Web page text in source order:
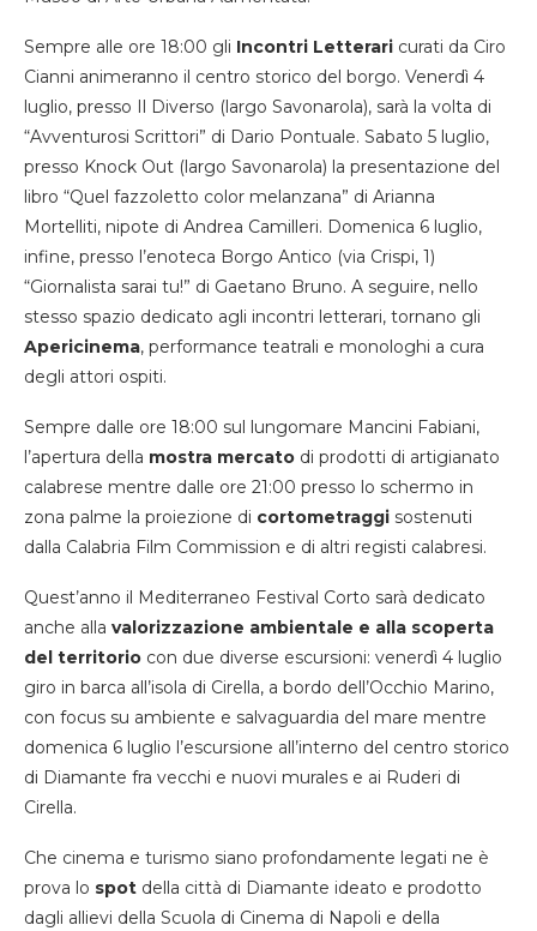
Sempre alle ore 18:00 gli Incontri Letterari curati da Ciro
Cianni animeranno il centro storico del borgo. Venerdì 4
luglio, presso Il Diverso (largo Savonarola), sarà la volta di
“Avventurosi Scrittori” di Dario Pontuale. Sabato 5 luglio,
presso Knock Out (largo Savonarola) la presentazione del
libro “Quel fazzoletto color melanzana” di Arianna
Mortelliti, nipote di Andrea Camilleri. Domenica 6 luglio,
infine, presso l’enoteca Borgo Antico (via Crispi, 1)
“Giornalista sarai tu!” di Gaetano Bruno. A seguire, nello
stesso spazio dedicato agli incontri letterari, tornano gli
Apericinema, performance teatrali e monologhi a cura
degli attori ospiti.
Sempre dalle ore 18:00 sul lungomare Mancini Fabiani,
l’apertura della mostra mercato di prodotti di artigianato
calabrese mentre dalle ore 21:00 presso lo schermo in
zona palme la proiezione di cortometraggi sostenuti
dalla Calabria Film Commission e di altri registi calabresi.
Quest’anno il Mediterraneo Festival Corto sarà dedicato
anche alla valorizzazione ambientale e alla scoperta
del territorio con due diverse escursioni: venerdì 4 luglio
giro in barca all’isola di Cirella, a bordo dell’Occhio Marino,
con focus su ambiente e salvaguardia del mare mentre
domenica 6 luglio l’escursione all’interno del centro storico
di Diamante fra vecchi e nuovi murales e ai Ruderi di
Cirella.
Che cinema e turismo siano profondamente legati ne è
prova lo spot della città di Diamante ideato e prodotto
dagli allievi della Scuola di Cinema di Napoli e della